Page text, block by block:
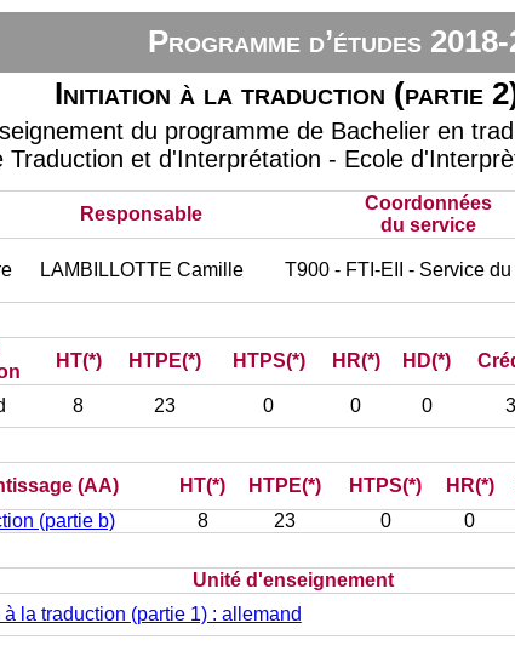
Programme d’études
Initiation à la traduction (partie
du programme de Bachelier en
Traduction et d'Interprétation - Ecole
Responsable
Coordonnées
du service
LAMBILLOTTE Camille T900 - FTI-EII - Service
HT(*) HTPE(*) HTPS(*) HR(*) HD(*)
8 23 0 0 0 3
(AA) HT(*) HTPE(*) HTPS(*) HR(*)
(partie b) 8 23 0 0
Unité d'enseignement
à la traduction (partie 1) : allemand